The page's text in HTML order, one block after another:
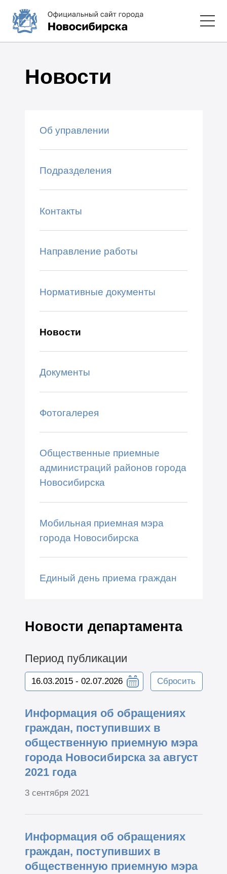
Новости
Об управлении
Подразделения
Контакты
Направление работы
Нормативные документы
Новости
Документы
Фотогалерея
Общественные приемные
администраций районов города
Новосибирска
Мобильная приемная мэра
города Новосибирска
Единый день приема граждан
Новости департамента
Период публикации
Сбросить
Информация об обращениях
граждан, поступивших в
общественную приемную мэра
города Новосибирска за август
2021 года
3 сентября 2021
Информация об обращениях
граждан, поступивших в
общественную приемную мэра